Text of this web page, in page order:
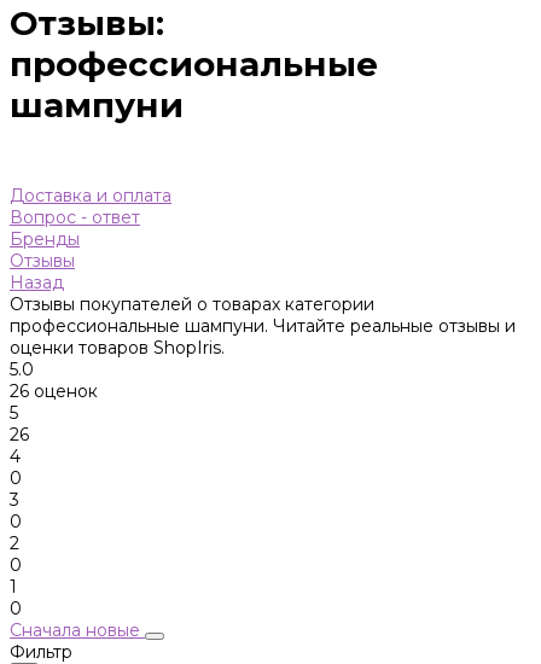
Отзывы:
профессиональные
шампуни
Доставка и оплата
Вопрос - ответ
Бренды
Отзывы
Назад
Отзывы покупателей о товарах категории
профессиональные шампуни. Читайте реальные отзывы и
оценки товаров ShopIris.
5.0
26 оценок
5
26
4
0
3
0
2
0
1
0
Сначала новые
Фильтр